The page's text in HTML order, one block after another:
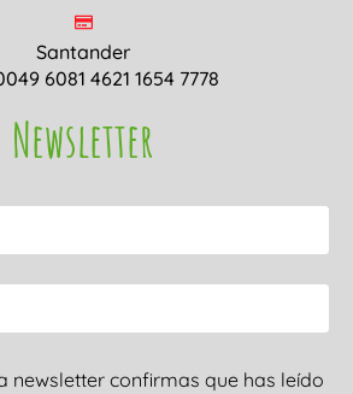
Santander
6081 4621 1654 7778
Newsletter
newsletter confirmas que has leído